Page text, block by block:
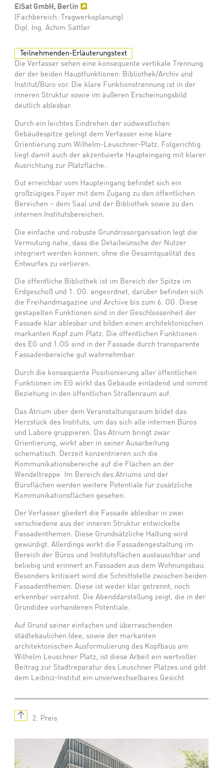
EiSat GmbH, Berlin
(Fachbereich: Tragwerksplanung)
Dipl. Ing. Achim Sattler
Teilnehmenden-Erläuterungstext
Die Verfasser sehen eine konsequente vertikale Trennung
der der beiden Hauptfunktionen: Bibliothek/Archiv und
Institut/Büro vor. Die klare Funktionstrennung ist in der
inneren Struktur sowie im äußeren Erscheinungsbild
deutlich ablesbar.
Durch ein leichtes Eindrehen der südwestlichen
Gebäudespitze gelingt dem Verfasser eine klare
Orientierung zum Wilhelm-Leuschner-Platz. Folgerichtig
liegt damit auch der akzentuierte Haupteingang mit klarer
Ausrichtung zur Platzfläche.
Gut erreichbar vom Haupteingang befindet sich ein
großzügiges Foyer mit dem Zugang zu den öffentlichen
Bereichen – dem Saal und der Bibliothek sowie zu den
internen Institutsbereichen.
Die einfache und robuste Grundrissorganisation legt die
Vermutung nahe, dass die Detailwünsche der Nutzer
integriert werden können, ohne die Gesamtqualität des
Entwurfes zu verlieren.
Die öffentliche Bibliothek ist im Bereich der Spitze im
Erdgeschoß und 1. OG. angeordnet, darüber befinden sich
die Freihandmagazine und Archive bis zum 6. OG. Diese
gestapelten Funktionen sind in der Geschlossenheit der
Fassade klar ablesbar und bilden einen architektonischen
markanten Kopf zum Platz. Die öffentlichen Funktionen
des EG und 1.OG sind in der Fassade durch transparente
Fassadenbereiche gut wahrnehmbar.
Durch die konsequente Positionierung aller öffentlichen
Funktionen im EG wirkt das Gebäude einladend und nimmt
Beziehung in den öffentlichen Straßenraum auf.
Das Atrium über dem Veranstaltungsraum bildet das
Herzstück des Instituts, um das sich alle internen Büros
und Labore gruppieren. Das Atrium bringt zwar
Orientierung, wirkt aber in seiner Ausarbeitung
schematisch. Derzeit konzentrieren sich die
Kommunikationsbereiche auf die Flächen an der
Wendeltreppe. Im Bereich des Atriums und der
Büroflächen werden weitere Potentiale für zusätzliche
Kommunikationsflächen gesehen.
Der Verfasser gliedert die Fassade ablesbar in zwei
verschiedene aus der inneren Struktur entwickelte
Fassadenthemen. Diese Grundsätzliche Haltung wird
gewürdigt. Allerdings wirkt die Fassadengestaltung im
Bereich der Büros und Institutsflächen austauschbar und
beliebig und erinnert an Fassaden aus dem Wohnungsbau.
Besonders kritisiert wird die Schnittstelle zwischen beiden
Fassadenthemen. Diese ist weder klar getrennt, noch
erkennbar verzahnt. Die Abenddarstellung zeigt, die in der
Grundidee vorhandenen Potentiale.
Auf Grund seiner einfachen und überraschenden
städtebaulichen Idee, sowie der markanten
architektonischen Ausformulierung des Kopfbaus am
Wilhelm Leuschner Platz, ist diese Arbeit ein wertvoller
Beitrag zur Stadtreparatur des Leuschner Platzes und gibt
dem Leibniz-Institut ein unverwechselbares Gesicht.
↑ 2. Preis